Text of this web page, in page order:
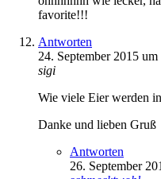
favorite!!!
Antworten
24. September 2015
sigi
Wie viele Eier werden
Danke und lieben Gruß
Antworten
26. September